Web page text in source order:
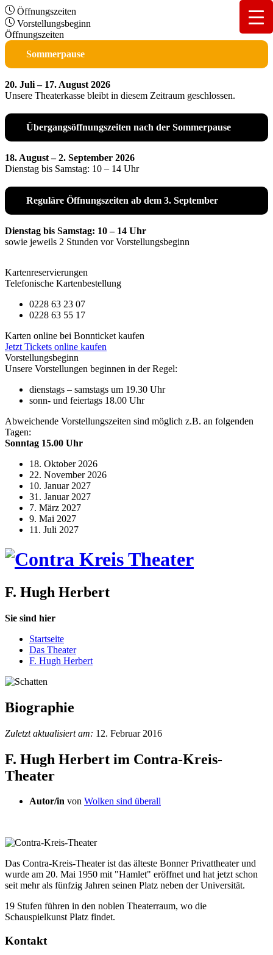
Öffnungszeiten
Vorstellungsbeginn
Öffnungszeiten
Sommerpause
20. Juli – 17. August 2026
Unsere Theaterkasse bleibt in diesem Zeitraum geschlossen.
Übergangsöffnungszeiten nach der Sommerpause
18. August – 2. September 2026
Dienstag bis Samstag: 10 – 14 Uhr
Reguläre Öffnungszeiten ab dem 3. September
Dienstag bis Samstag: 10 – 14 Uhr
sowie jeweils 2 Stunden vor Vorstellungsbeginn
Kartenreservierungen
Telefonische Kartenbestellung
0228 63 23 07
0228 63 55 17
Karten online bei Bonnticket kaufen
Jetzt Tickets online kaufen
Vorstellungsbeginn
Unsere Vorstellungen beginnen in der Regel:
dienstags – samstags um 19.30 Uhr
sonn- und feiertags 18.00 Uhr
Abweichende Vorstellungszeiten sind möglich z.B. an folgenden
Tagen:
Sonntag 15.00 Uhr
18. Oktober 2026
22. November 2026
10. Januar 2027
31. Januar 2027
7. März 2027
9. Mai 2027
11. Juli 2027
F. Hugh Herbert
Sie sind hier
Startseite
Das Theater
F. Hugh Herbert
Biographie
Zuletzt aktualisiert am: 12. Februar 2016
F. Hugh Herbert im Contra-Kreis-
Theater
Autor/in von Wolken sind überall
Das Contra-Kreis-Theater ist das älteste Bonner Privattheater und
wurde am 20. Mai 1950 mit "Hamlet" eröffnet und hat jetzt schon
seit mehr als fünfzig Jahren seinen Platz neben der Universität.
19 Stufen führen in den noblen Theaterraum, wo die
Schauspielkunst Platz findet.
Kontakt